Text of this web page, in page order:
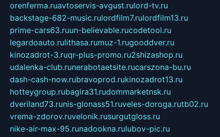
orenferma.ruavtoservis-avgust.rulord-tv.ru
backstage-682-music.rulordfilm7.rulordfilm13.ru
prime-cars63.ruun-believable.rucodetool.ru
legardoauto.rulithasa.rumuz-1.rugooddver.ru
kinozadrot-3.ruqr-plus-promo.ru2shizashop.ru
udalenka-club.runerabotaetsite.rucarszona-bu.ru
dash-cash-now.rubravoprod.rukinozadrot13.ru
hotteygroup.rubagira31.rudommarketnsk.ru
dveriland73.runis-glonass51.ruveles-doroga.rutb02.ru
vrema-zdorov.ruvelonik.rusurgutgloss.ru
nike-air-max-95.runadookna.rulubov-pic.ru